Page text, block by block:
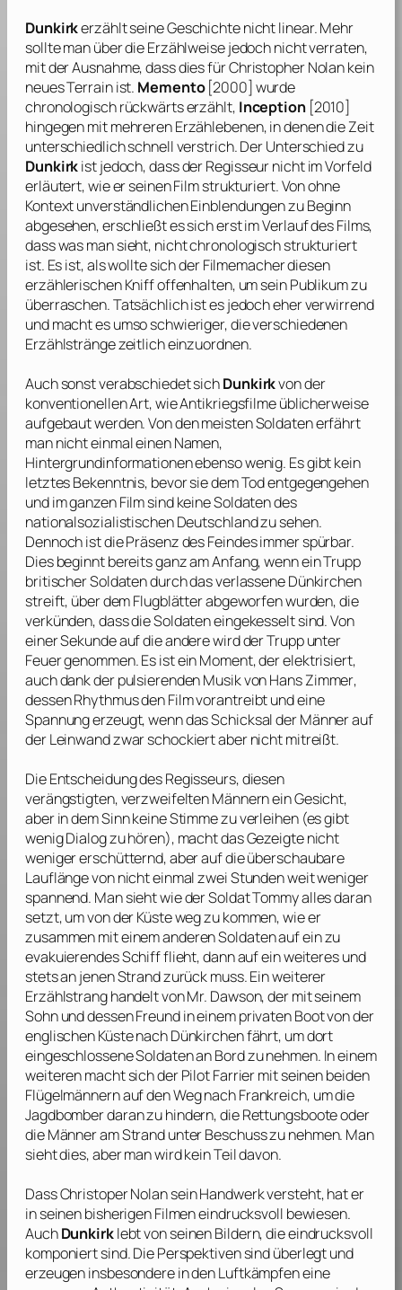
Dunkirkerzählt seine Geschichte nicht linear. Mehr
sollte man über die Erzählweise jedoch nicht verraten,
mit der Ausnahme, dass dies fürChristopher Nolankein
neues Terrain ist. Memento[2000] wurde
chronologisch rückwärts erzählt, Inception[2010]
hingegen mit mehreren Erzählebenen, in denen die Zeit
unterschiedlich schnell verstrich. Der Unterschied zu
Dunkirkist jedoch, dass der Regisseur nicht im Vorfeld
erläutert, wie er seinen Film strukturiert. Von ohne
Kontext unverständlichen Einblendungen zu Beginn
abgesehen, erschließt es sich erst im Verlauf des Films,
dass was man sieht, nicht chronologisch strukturiert
ist. Es ist, als wollte sich der Filmemacher diesen
erzählerischen Kniff offenhalten, um sein Publikum zu
überraschen. Tatsächlich ist es jedoch eher verwirrend
und macht es umso schwieriger, die verschiedenen
Erzählstränge zeitlich einzuordnen.
Auch sonst verabschiedet sichDunkirkvon der
konventionellen Art, wie Antikriegsfilme üblicherweise
aufgebaut werden. Von den meisten Soldaten erfährt
man nicht einmal einen Namen,
Hintergrundinformationen ebenso wenig. Es gibt kein
letztes Bekenntnis, bevor sie dem Tod entgegengehen
und im ganzen Film sind keine Soldaten des
nationalsozialistischen Deutschland zu sehen.
Dennoch ist die Präsenz des Feindes immer spürbar.
Dies beginnt bereits ganz am Anfang, wenn ein Trupp
britischer Soldaten durch das verlassene Dünkirchen
streift, über dem Flugblätter abgeworfen wurden, die
verkünden, dass die Soldaten eingekesselt sind. Von
einer Sekunde auf die andere wird der Trupp unter
Feuer genommen. Es ist ein Moment, der elektrisiert,
auch dank der pulsierenden Musik vonHans Zimmer,
dessen Rhythmus den Film vorantreibt und eine
Spannung erzeugt, wenn das Schicksal der Männer auf
der Leinwand zwar schockiert aber nicht mitreißt.
Die Entscheidung des Regisseurs, diesen
verängstigten, verzweifelten Männern ein Gesicht,
aber in dem Sinn keine Stimme zu verleihen (es gibt
wenig Dialog zu hören), macht das Gezeigte nicht
weniger erschütternd, aber auf die überschaubare
Lauflänge von nicht einmal zwei Stunden weit weniger
spannend. Man sieht wie der Soldat Tommy alles daran
setzt, um von der Küste weg zu kommen, wie er
zusammen mit einem anderen Soldaten auf ein zu
evakuierendes Schiff flieht, dann auf ein weiteres und
stets an jenen Strand zurück muss. Ein weiterer
Erzählstrang handelt von Mr. Dawson, der mit seinem
Sohn und dessen Freund in einem privaten Boot von der
englischen Küste nach Dünkirchen fährt, um dort
eingeschlossene Soldaten an Bord zu nehmen. In einem
weiteren macht sich der Pilot Farrier mit seinen beiden
Flügelmännern auf den Weg nach Frankreich, um die
Jagdbomber daran zu hindern, die Rettungsboote oder
die Männer am Strand unter Beschuss zu nehmen. Man
sieht dies, aber man wird kein Teil davon.
DassChristoper Nolansein Handwerk versteht, hat er
in seinen bisherigen Filmen eindrucksvoll bewiesen.
AuchDunkirklebt von seinen Bildern, die eindrucksvoll
komponiert sind. Die Perspektiven sind überlegt und
erzeugen insbesondere in den Luftkämpfen eine